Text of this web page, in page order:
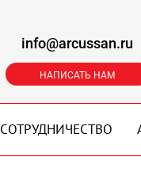
info@arcussan.ru
НАПИСАТЬ НАМ
СОТРУДНИЧЕСТВО